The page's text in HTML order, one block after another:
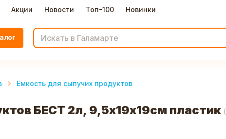
Акции Новости Топ-100 Новинки
Емкость для сыпучих продуктов
БЕСТ 2л, 9,5х19х19см пластик (